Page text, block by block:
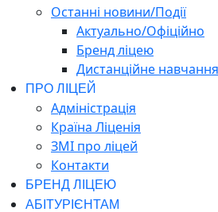
Останні новини/Події
Актуально/Офіційно
Бренд ліцею
Дистанційне навчання
ПРО ЛІЦЕЙ
Адміністрація
Країна Ліценія
ЗМІ про ліцей
Контакти
БРЕНД ЛІЦЕЮ
АБІТУРІЄНТАМ